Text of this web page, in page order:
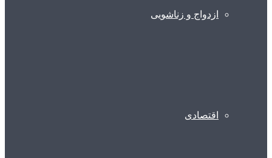
ازدواج و زناشویی
اقتصادی